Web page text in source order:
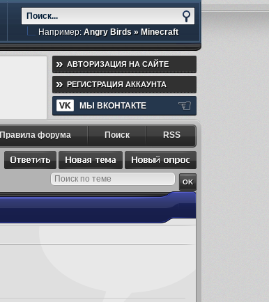
Например: Angry Birds» Minecraft
» АВТОРИЗАЦИЯ НА САЙТЕ
» РЕГИСТРАЦИЯ АККАУНТА
VK МЫ ВКОНТАКТЕ ☜
Правила форума Поиск RSS